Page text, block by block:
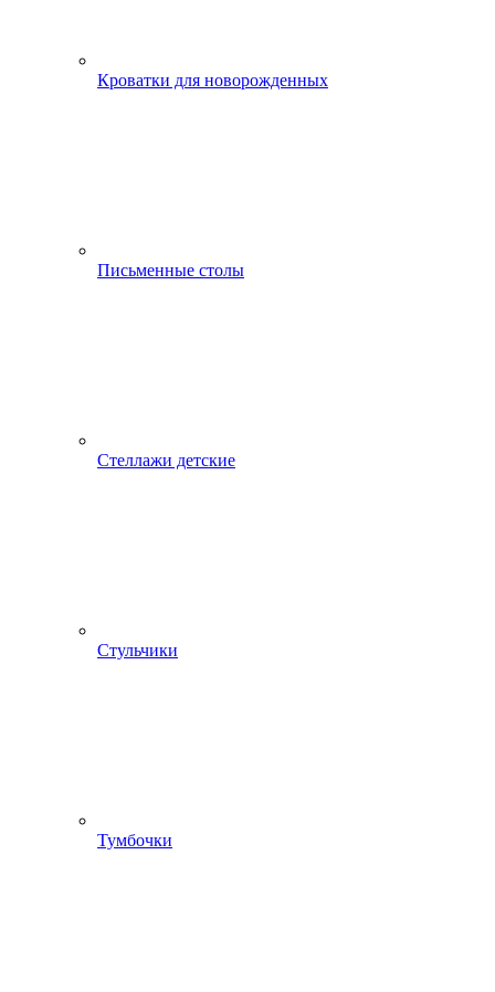
Кроватки для новорожденных
Письменные столы
Стеллажи детские
Стульчики
Тумбочки